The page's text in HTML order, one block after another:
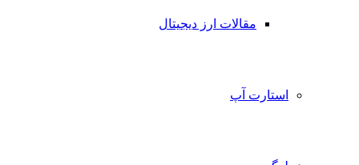
مقالات ارز دیجیتال
استارت آپ